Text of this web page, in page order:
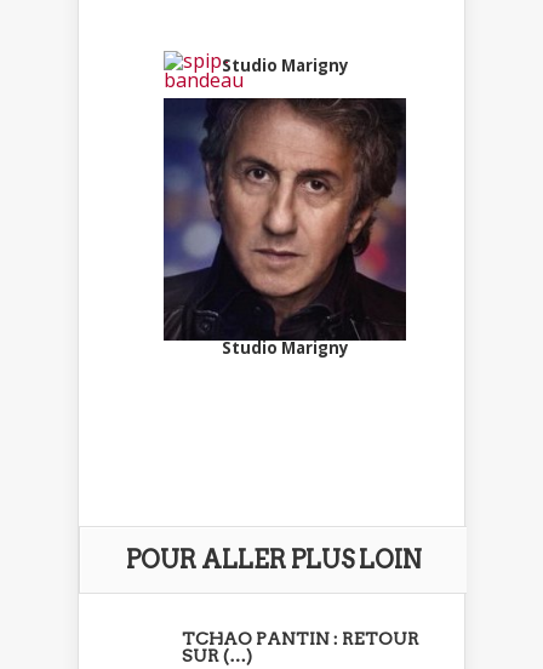
Studio Marigny
Studio Marigny
POUR ALLER PLUS LOIN
TCHAO PANTIN : RETOUR
SUR (…)